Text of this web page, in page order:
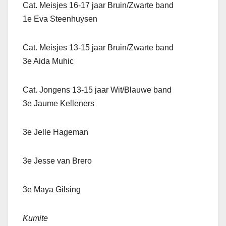
Cat. Meisjes 16-17 jaar Bruin/Zwarte band
1e Eva Steenhuysen
Cat. Meisjes 13-15 jaar Bruin/Zwarte band
3e Aida Muhic
Cat. Jongens 13-15 jaar Wit/Blauwe band
3e Jaume Kelleners
3e Jelle Hageman
3e Jesse van Brero
3e Maya Gilsing
Kumite